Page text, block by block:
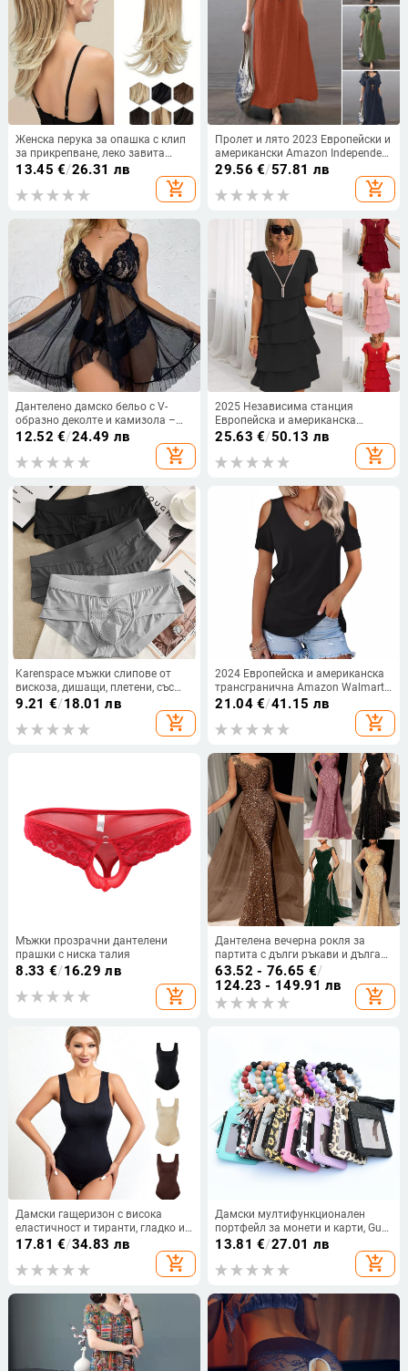
Женска перука за опашка с клип
за прикрепване, леко завита
опашка, термоустойчива тел
13.45 €/26.31 лв
add_shopping_cart
Пролет и лято 2023 Европейски и
американски Amazon Independent
Station ebay Памучна и ленена
широка ежедневна едноцветна
рокля с джобове Дамско облекло
29.56 €/57.81 лв
add_shopping_cart
Дантелено дамско бельо с V-
образно деколте и камизола –
мултицветен комплект,
материя 101–120 g/m², пролет
12.52 €/24.49 лв
add_shopping_cart
2025 Независима станция
Европейска и американска
трансгранична нова лятна рокля
с къс ръкав и кръгло деколте,
плътен цвят, жени
25.63 €/50.13 лв
add_shopping_cart
Karenspace мъжки слипове от
вискоза, дишащи, плетени, със
средно висока талия
9.21 €/18.01 лв
add_shopping_cart
2024 Европейска и американска
трансгранична Amazon Walmart
Hot Нова дамска тениска с къс
ръкав и открито рамо, секси
базова тениска
21.04€/41.15 лв
add_shopping_cart
Мъжки прозрачни дантелени
прашки с ниска талия
8.33 €/16.29 лв
add_shopping_cart
Дантелена вечерна рокля за
партита с дълги ръкави и дълга
пола, дълбоко V-образно деколте,
полиестер-еластанова материя
63.52 - 76.65 €/
124.23 - 149.91 лв
add_shopping_cart
Дамски гащеризон с висока
еластичност и тиранти, гладко и
нежно домашно облекло, тънка
талия и дишащо оформящо
тялото облекло от цял ​​свят
17.81 €/34.83 лв
add_shopping_cart
Дамски мултифункционален
портфейл за монети и карти, Gu
Zi, PU кожа, геометричен модел,
13.81 €/27.01 лв
add_shopping_cart